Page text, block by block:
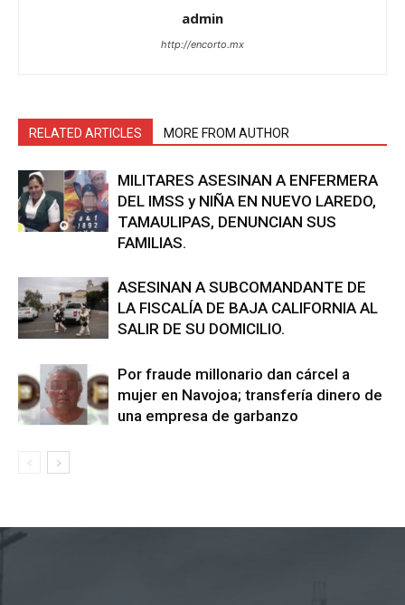
admin
http://encorto.mx
RELATED ARTICLES MORE FROM AUTHOR
MILITARES ASESINAN A ENFERMERA
DEL IMSS y NIÑA EN NUEVO LAREDO,
TAMAULIPAS, DENUNCIAN SUS
FAMILIAS.
ASESINAN A SUBCOMANDANTE DE
LA FISCALÍA DE BAJA CALIFORNIA AL
SALIR DE SU DOMICILIO.
Por fraude millonario dan cárcel a
mujer en Navojoa; transfería dinero de
una empresa de garbanzo